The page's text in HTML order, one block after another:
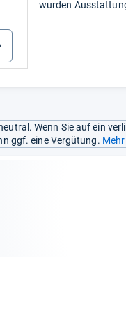
wurden
Wenn Sie auf ein
ggf. eine Vergütung.